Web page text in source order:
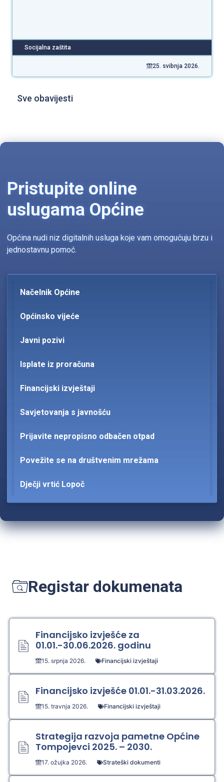
Socijalna zaštita
25. svibnja 2026.
Sve obavijesti
Pristupite online
uslugama Općine
Općina nudi niz digitalnih usluga koje vam omogućuju brzu i
jednostavnu pomoć.
Načelnik Općine
Općinsko vijeće
Javni pozivi
Isplate iz proračuna
Financijski izvještaji
Savjetovanja s javnošću
Prijavite nepropisno odbačen otpad
Povežite se na društvenim mrežama
Dječji vrtić Lopoč
Registar dokumenata
Financijsko izvješće za
01.01.-30.06.2026. godinu
15. srpnja 2026. Financijski izvještaji
Financijsko izvješće 01.01.-31.03.2026.
15. travnja 2026. Financijski izvještaji
Strategija razvoja pametne Općine
Tompojevci 2025. – 2030.
17. ožujka 2026. Strateški dokumenti